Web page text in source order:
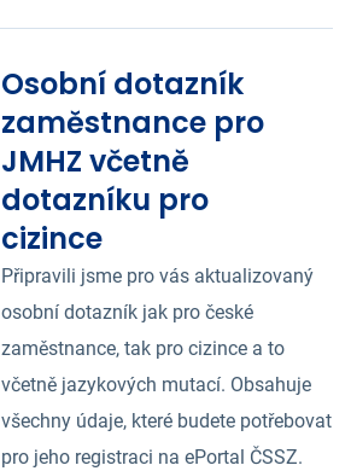
Osobní dotazník
zaměstnance pro
JMHZ včetně
dotazníku pro
cizince
Připravili jsme pro vás aktualizovaný
osobní dotazník jak pro české
zaměstnance, tak pro cizince a to
včetně jazykových mutací. Obsahuje
všechny údaje, které budete potřebovat
pro jeho registraci na ePortal ČSSZ.